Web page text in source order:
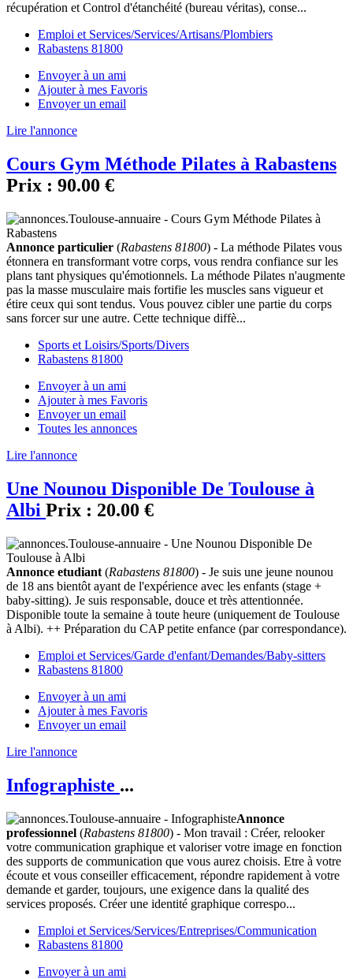
récupération et Control d'étanchéité (bureau véritas), conse...
Emploi et Services/Services/Artisans/Plombiers
Rabastens 81800
Envoyer à un ami
Ajouter à mes Favoris
Envoyer un email
Lire l'annonce
Cours Gym Méthode Pilates à Rabastens
Prix : 90.00 €
Annonce particulier (Rabastens 81800) - La méthode Pilates vous
étonnera en transformant votre corps, vous rendra confiance sur les
plans tant physiques qu'émotionnels. La méthode Pilates n'augmente
pas la masse musculaire mais fortifie les muscles sans vigueur et
étire ceux qui sont tendus. Vous pouvez cibler une partie du corps
sans forcer sur une autre. Cette technique diffè...
Sports et Loisirs/Sports/Divers
Rabastens 81800
Envoyer à un ami
Ajouter à mes Favoris
Envoyer un email
Toutes les annonces
Lire l'annonce
Une Nounou Disponible De Toulouse à
Albi Prix : 20.00 €
Annonce etudiant (Rabastens 81800) - Je suis une jeune nounou
de 18 ans bientôt ayant de l'expérience avec les enfants (stage +
baby-sitting). Je suis responsable, douce et très attentionnée.
Disponible toute la semaine à toute heure (uniquement de Toulouse
à Albi). ++ Préparation du CAP petite enfance (par correspondance).
Emploi et Services/Garde d'enfant/Demandes/Baby-sitters
Rabastens 81800
Envoyer à un ami
Ajouter à mes Favoris
Envoyer un email
Lire l'annonce
Infographiste ...
Annonce
professionnel (Rabastens 81800) - Mon travail : Créer, relooker
votre communication graphique et valoriser votre image en fonction
des supports de communication que vous aurez choisis. Etre à votre
écoute et vous conseiller efficacement, répondre rapidement à votre
demande et garder, toujours, une exigence dans la qualité des
services proposés. Créer une identité graphique correspo...
Emploi et Services/Services/Entreprises/Communication
Rabastens 81800
Envoyer à un ami